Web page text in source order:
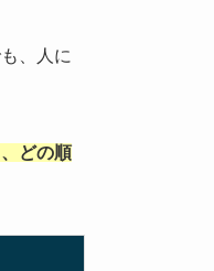
、人に
どの順